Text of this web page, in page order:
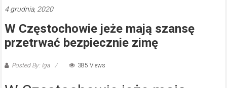
4 grudnia, 2020
W Częstochowie jeże mają szansę
przetrwać bezpiecznie zimę
Posted By: Iga 385 Views